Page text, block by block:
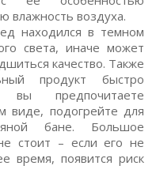
влажность воздуха.
находился в темном
света, иначе может
качество. Также
продукт быстро
вы предпочитаете
виде, подогрейте для
бане. Большое
стоит – если его не
время, появится риск